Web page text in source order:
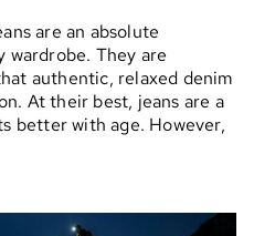
are an absolute
They are
authentic, relaxed denim
At their best, jeans are a
better with age. However,